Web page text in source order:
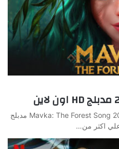
مشاهدة وتحميل فيلم كلاوس – Mavka: The Forest Song 2023 مدبلج
علي اكثر من…